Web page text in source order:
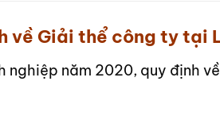
về Giải thể công ty tại
nghiệp năm 2020, quy định